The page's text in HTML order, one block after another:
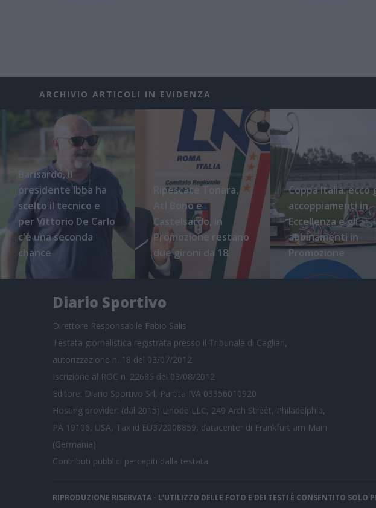
ARCHIVIO ARTICOLI IN EVIDENZA
Barisardo, il
presidente Ibba ha
scelto il tecnico e
per Vittorio De Carlo
c'è una seconda
chance
Ripescate Tonara,
Atl Bono e
Castelsardo, in
Promozione restano
due gironi da 18
Coppa Italia: ecco
accoppiamenti in
Eccellenza e gli
abbinamenti in
Promozione
Diario Sportivo
Direttore Responsabile Fabio Salis
Testata giornalistica registrata presso il Tribunale di Cagliari,
autorizzazione n. 18 del 03/07/2012
Iscrizione al ROC n. 22685 del 03/08/2012
Editore: Diario Sportivo Srl, Partita IVA 03356010920
Hosting provider: (dal 2015) Linode LLC, 249 Arch Street, Philadelphia,
PA 19106, USA, Tax id EU372008859, datacenter di Frankfurt am Main
(Germania)
Contributi pubblici percepiti dalla testata
RIPRODUZIONE RISERVATA - L'UTILIZZO DELLE FOTO E DEI TESTI È CONSENTITO SOLO